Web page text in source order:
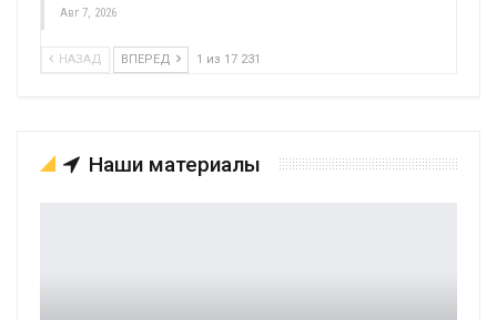
Авг 7, 2026
НАЗАД ВПЕРЕД 1 из 17 231
Наши материалы